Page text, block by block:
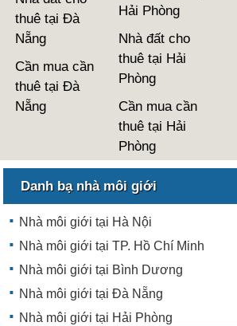
thuê tại Đà
Nẵng
Cần mua cần
thuê tại Đà
Nẵng
Hải Phòng
Nhà đất cho
thuê tại Hải
Phòng
Cần mua cần
thuê tại Hải
Phòng
Danh bạ nhà môi giới
Nhà môi giới tại Hà Nội
Nhà môi giới tại TP. Hồ Chí Minh
Nhà môi giới tại Bình Dương
Nhà môi giới tại Đà Nẵng
Nhà môi giới tại Hải Phòng